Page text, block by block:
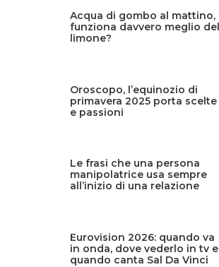
Acqua di gombo al mattino,
funziona davvero meglio del
limone?
Oroscopo, l’equinozio di
primavera 2025 porta scelte
e passioni
Le frasi che una persona
manipolatrice usa sempre
all’inizio di una relazione
Eurovision 2026: quando va
in onda, dove vederlo in tv e
quando canta Sal Da Vinci